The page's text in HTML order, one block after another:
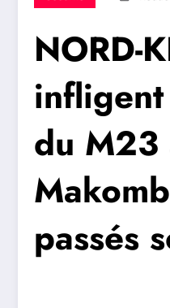
NORD-
du M23
passés